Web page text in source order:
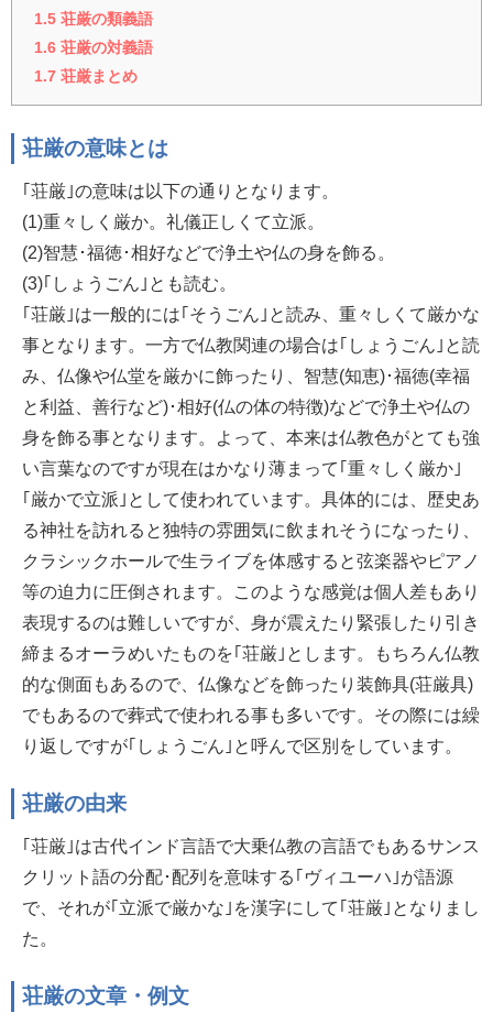
1.5 荘厳の類義語
1.6 荘厳の対義語
1.7 荘厳まとめ
荘厳の意味とは
｢荘厳｣の意味は以下の通りとなります。
(1)重々しく厳か。礼儀正しくて立派。
(2)智慧･福徳･相好などで浄土や仏の身を飾る。
(3)｢しょうごん｣とも読む。
｢荘厳｣は一般的には｢そうごん｣と読み、重々しくて厳かな
事となります。一方で仏教関連の場合は｢しょうごん｣と読
み、仏像や仏堂を厳かに飾ったり、智慧(知恵)･福徳(幸福
と利益、善行など)･相好(仏の体の特徴)などで浄土や仏の
身を飾る事となります。よって、本来は仏教色がとても強
い言葉なのですが現在はかなり薄まって｢重々しく厳か｣
｢厳かで立派｣として使われています。具体的には、歴史あ
る神社を訪れると独特の雰囲気に飲まれそうになったり、
クラシックホールで生ライブを体感すると弦楽器やピアノ
等の迫力に圧倒されます。このような感覚は個人差もあり
表現するのは難しいですが、身が震えたり緊張したり引き
締まるオーラめいたものを｢荘厳｣とします。もちろん仏教
的な側面もあるので、仏像などを飾ったり装飾具(荘厳具)
でもあるので葬式で使われる事も多いです。その際には繰
り返しですが｢しょうごん｣と呼んで区別をしています。
荘厳の由来
｢荘厳｣は古代インド言語で大乗仏教の言語でもあるサンス
クリット語の分配･配列を意味する｢ヴィユーハ｣が語源
で、それが｢立派で厳かな｣を漢字にして｢荘厳｣となりまし
た。
荘厳の文章・例文